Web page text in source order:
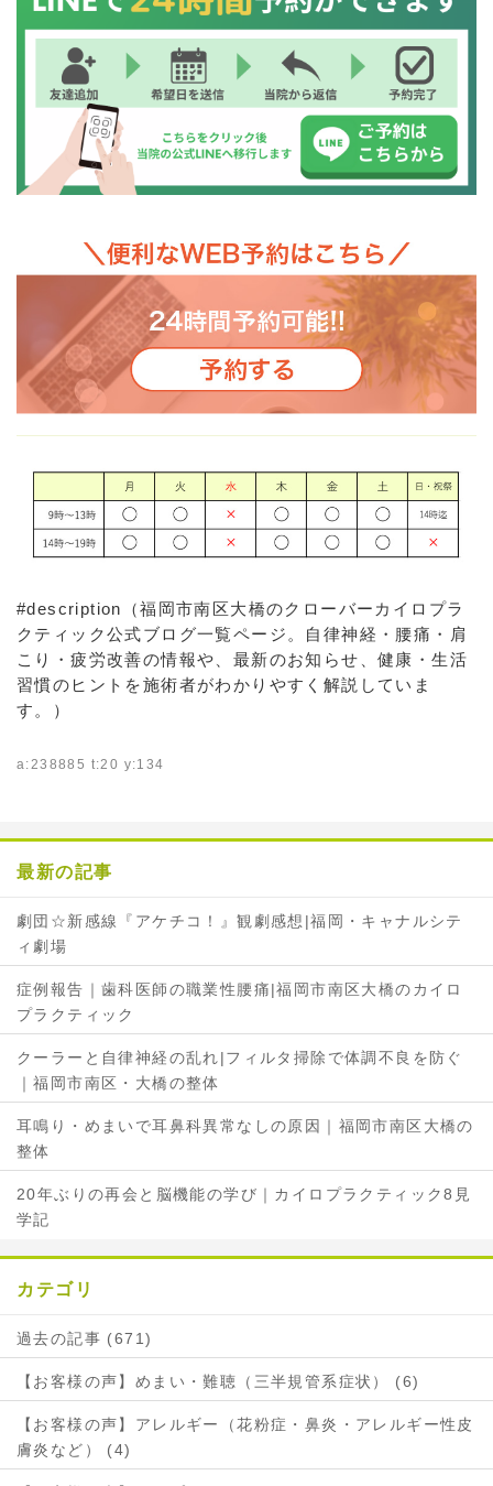
#description（福岡市南区大橋のクローバーカイロプラ
クティック公式ブログ一覧ページ。自律神経・腰痛・肩
こり・疲労改善の情報や、最新のお知らせ、健康・生活
習慣のヒントを施術者がわかりやすく解説していま
す。）
a:238885 t:20 y:134
最新の記事
劇団☆新感線『アケチコ！』観劇感想|福岡・キャナルシテ
ィ劇場
症例報告｜歯科医師の職業性腰痛|福岡市南区大橋のカイロ
プラクティック
クーラーと自律神経の乱れ|フィルタ掃除で体調不良を防ぐ
｜福岡市南区・大橋の整体
耳鳴り・めまいで耳鼻科異常なしの原因｜福岡市南区大橋の
整体
20年ぶりの再会と脳機能の学び｜カイロプラクティック8見
学記
カテゴリ
過去の記事 (671)
【お客様の声】めまい・難聴（三半規管系症状） (6)
【お客様の声】アレルギー（花粉症・鼻炎・アレルギー性皮
膚炎など） (4)